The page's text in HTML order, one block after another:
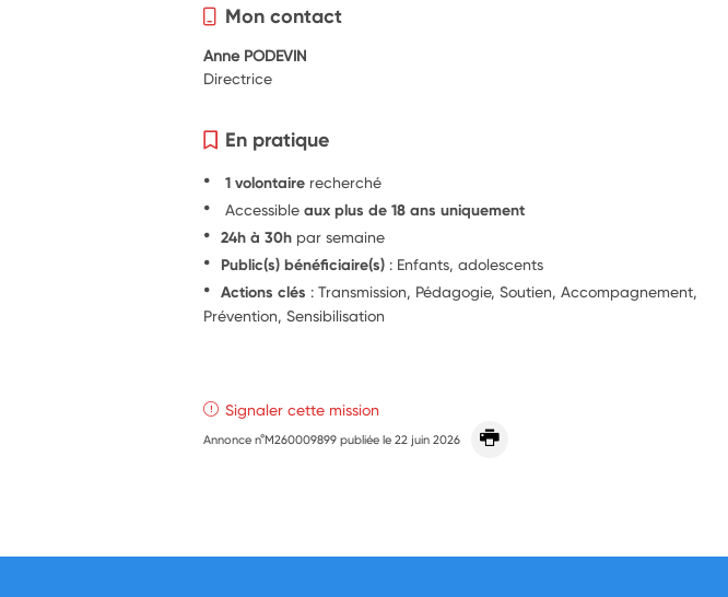
Mon contact
Anne PODEVIN
Directrice
En pratique
1 volontaire recherché
Accessibleaux plus de 18 ans uniquement
24h à 30h par semaine
Public(s) bénéficiaire(s) : Enfants, adolescents
Actions clés : Transmission, Pédagogie, Soutien, Accompagnement,
Prévention, Sensibilisation
Signaler cette mission
Annonce n°M260009899 publiée le22 juin 2026